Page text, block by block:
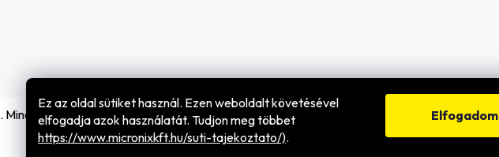
Ez az oldal sütiket használ. Ezen weboldalt követésével
elfogadja azok használatát. Tudjon meg többet
https://www.micronixkft.hu/suti-tajekoztato/).
Elfogadom
. Minden jog fenntartva.